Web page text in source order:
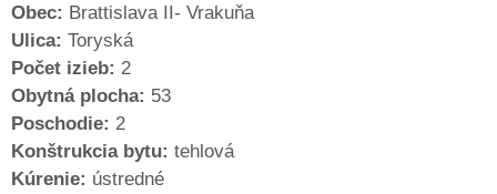
Obec: Brattislava II- Vrakuňa
Ulica: Toryská
Počet izieb: 2
Obytná plocha: 53
Poschodie: 2
Konštrukcia bytu: tehlová
Kúrenie: ústredné